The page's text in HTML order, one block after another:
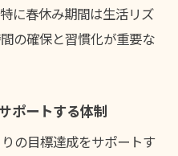
に春休み期間は生活リズ
の確保と習慣化が重要な
ポートする体制
の目標達成をサポートす